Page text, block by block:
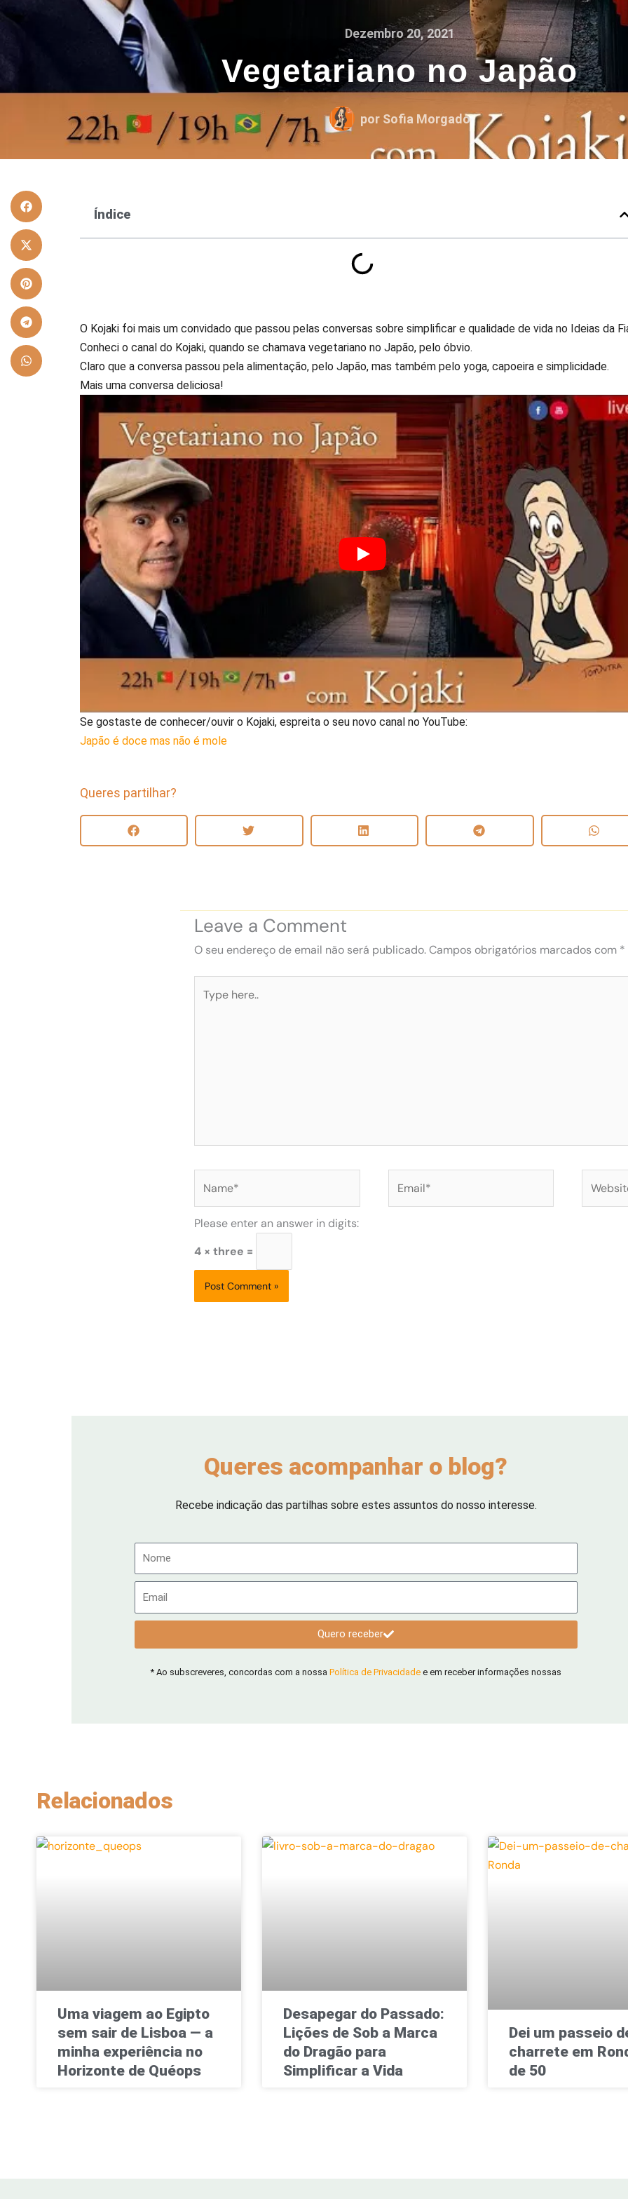
Dezembro 20, 2021
Vegetariano no Japão
porSofia Morgado
Índice
O Kojaki foi mais um convidado que passou pelas conversas sobre simplificar e qualidade de vida no Ideias da
Conheci o canal do Kojaki, quando se chamava vegetariano no Japão, pelo óbvio.
Claro que a conversa passou pela alimentação, pelo Japão, mas também pelo yoga, capoeira e simplicidade.
Mais uma conversa deliciosa!
Se gostaste de conhecer/ouvir o Kojaki, espreita o seu novo canal no YouTube:
Japão é doce mas não é mole
Queres partilhar?
Leave a Comment
O seu endereço de email não será publicado.Campos obrigatórios marcados com *
here..
Please enter an answer in digits:
4 × three =
Queres acompanhar o blog?
Recebe indicação das partilhas sobre estes assuntos do nosso interesse.
Nome
Email
Quero receber
* Ao subscreveres, concordas com a nossa Política de Privacidade e em receber informações nossas
Relacionados
Uma viagem ao Egipto
sem sair de Lisboa — a
minha experiência no
Horizonte de Quéops
Desapegar do Passado:
Lições de Sob a Marca
do Dragão para
Simplificar a Vida
Dei um passeio
charrete em
de 50